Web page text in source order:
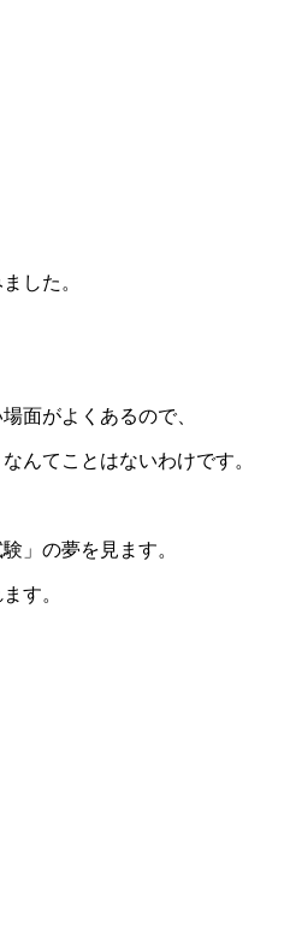
した。
面がよくあるので、
んてことはないわけです。
」の夢を見ます。
す。